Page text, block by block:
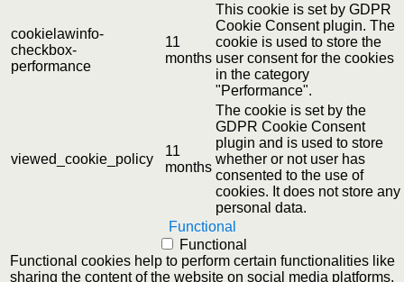
cookielawinfo-
checkbox-
performance
11
months
This cookie is set by GDPR
Cookie Consent plugin. The
cookie is used to store the
user consent for the cookies
in the category
"Performance".
viewed_cookie_policy
11
months
The cookie is set by the
GDPR Cookie Consent
plugin and is used to store
whether or not user has
consented to the use of
cookies. It does not store any
personal data.
Functional
Functional
Functional cookies help to perform certain functionalities like
sharing the content of the website on social media platforms,